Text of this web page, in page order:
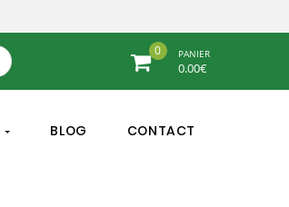
0 PANIER
0.00€
BLOG CONTACT